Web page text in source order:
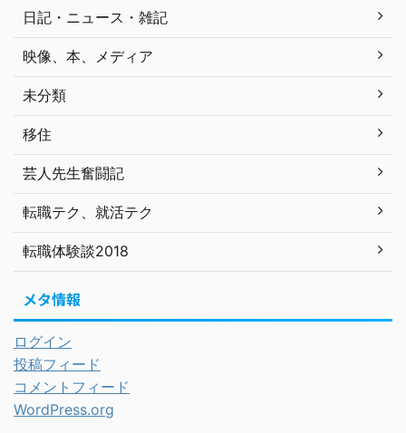
日記・ニュース・雑記
映像、本、メディア
未分類
移住
芸人先生奮闘記
転職テク、就活テク
転職体験談2018
メタ情報
ログイン
投稿フィード
コメントフィード
WordPress.org